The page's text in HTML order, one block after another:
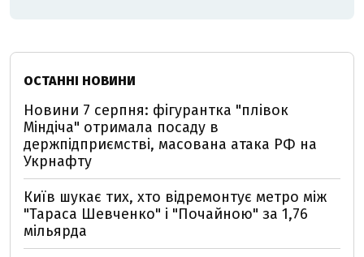
ОСТАННІ НОВИНИ
Новини 7 серпня: фігурантка "плівок
Міндіча" отримала посаду в
держпідприємстві, масована атака РФ на
Укрнафту
Київ шукає тих, хто відремонтує метро між
"Тараса Шевченко" і "Почайною" за 1,76
мільярда